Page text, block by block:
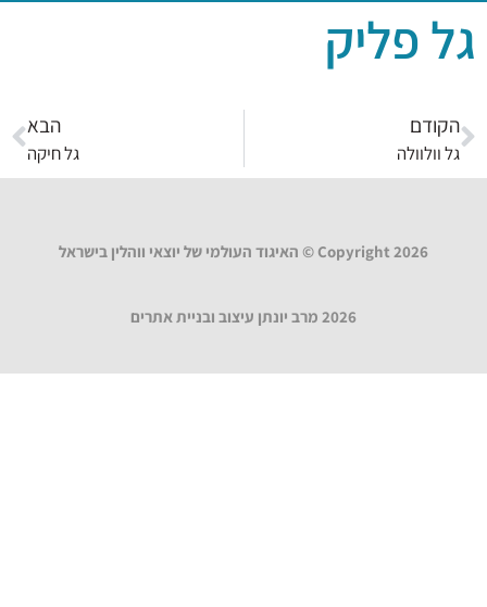
גל פליק
הקודם
גל וולוולה
הבא
גל חיקה
Copyright 2026 © האיגוד העולמי של יוצאי ווהלין בישראל
2026 מרב יונתן עיצוב ובניית אתרים